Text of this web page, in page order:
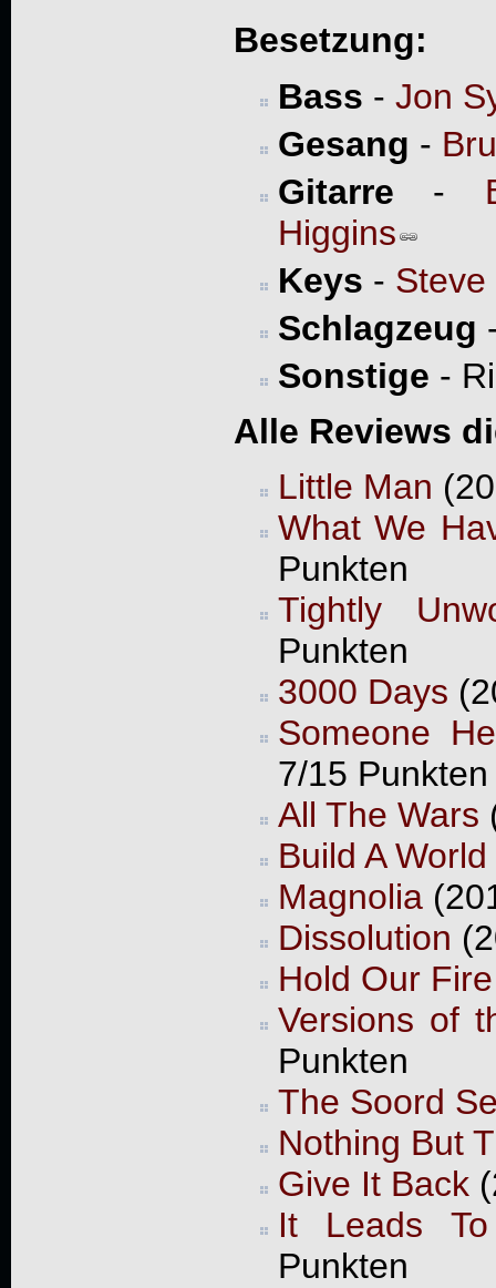
Besetzung:
Bass - Jon
Gesang -
Gitarre -
Higgins
Keys - Steve
Schlagzeug
Sonstige -
Alle Reviews
Little Man
What We
Punkten
Tightly
Punkten
3000 Days
Someone
7/15 Punkten
All The Wars
Build A
Magnolia
Dissolution
Hold Our Fire
Versions of
Punkten
The Soord
Nothing But
Give It Back
It Leads
Punkten